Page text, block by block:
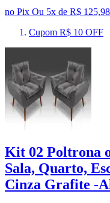
no Pix Ou 5x de R$
Cupom R$ 10 OFF
Kit 02 Poltrona
Sala, Quarto,
Cinza Grafite -